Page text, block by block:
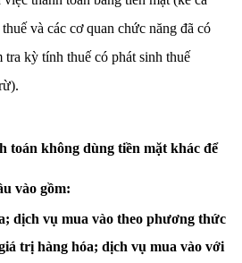
và các cơ quan chức năng đã có
kỳ tính thuế có phát sinh thuế
toán không dùng tiền mặt khác để
vào gồm:
dịch vụ mua vào theo phương thức
trị hàng hóa; dịch vụ mua vào với